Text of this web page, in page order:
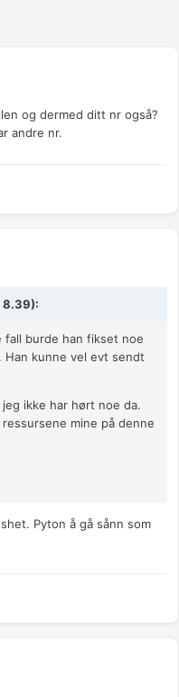
og dermed ditt nr også?
andre nr.
8.39):
fall burde han fikset noe
Han kunne vel evt sendt
ikke har hørt noe da.
mine på denne
Pyton å gå sånn som